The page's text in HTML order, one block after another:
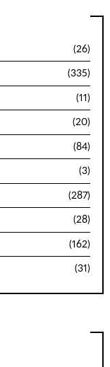
(26)
(335)
(11)
(20)
(84)
(3)
(287)
(28)
(162)
(31)